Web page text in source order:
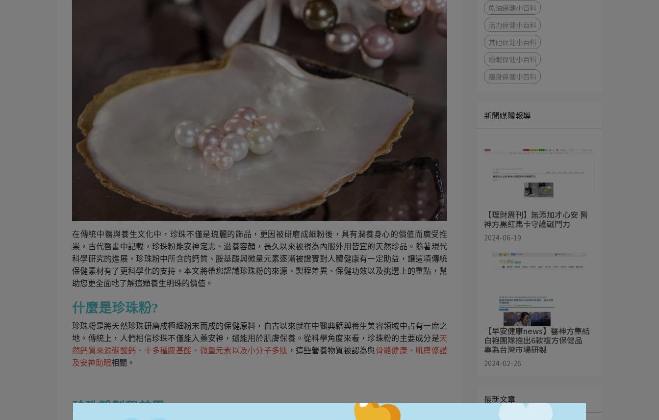
在傳統中醫與養生文化中，珍珠不僅是瑰麗的飾品，更因被研磨成細粉後，具有潤養身心的價值而廣受推
崇。古代醫書中記載，珍珠粉能安神定志、滋養容顏，長久以來被視為內服外用皆宜的天然珍品。隨著現代
科學研究的進展，珍珠粉中所含的鈣質、胺基酸與微量元素逐漸被證實對人體健康有一定助益，讓這項傳統
保健素材有了更科學化的支持。本文將帶您認識珍珠粉的來源、製程差異、保健功效以及挑選上的重點，幫
助您更全面地了解這顆養生明珠的價值。
什麼是珍珠粉?
珍珠粉是將天然珍珠研磨成極細粉末而成的保健原料，自古以來就在中醫典籍與養生美容領域中占有一席之
地。傳統上，人們相信珍珠不僅能入藥安神，還能用於肌膚保養。從科學角度來看，珍珠粉的主要成分是天
然鈣質來源碳酸鈣、十多種胺基酸、微量元素以及小分子多肽 ，這些營養物質被認為與骨骼健康、肌膚修護
及安神助眠相關。
珍珠粉製程差異
魚油保健小百科
活力保健小百科
其他保健小百科
睡眠保健小百科
瘦身保健小百科
新聞媒體報導
【理財周刊】無添加才心安 醫
神方黑紅馬卡守護戰鬥力
2024-06-19
【早安健康news】醫神方集結
白袍團隊推出6款複方保健品
專為台灣市場研製
2024-02-26
最新文章